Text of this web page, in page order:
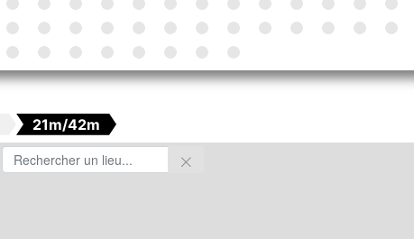
21m/42m